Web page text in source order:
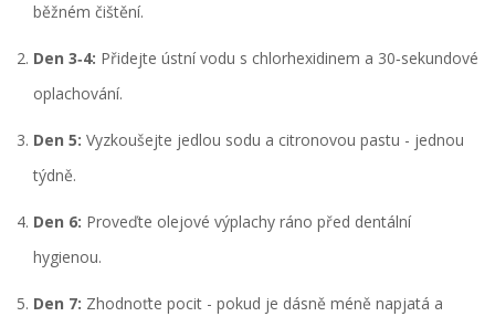
běžném čištění.
Den 3‑4: Přidejte ústní vodu s chlorhexidinem a 30‑sekundové
oplachování.
Den 5: Vyzkoušejte jedlou sodu a citronovou pastu - jednou
týdně.
Den 6: Proveďte olejové výplachy ráno před dentální
hygienou.
Den 7: Zhodnoťte pocit - pokud je dásně méně napjatá a